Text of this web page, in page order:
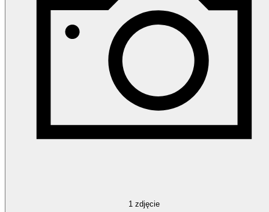
1 zdjęcie